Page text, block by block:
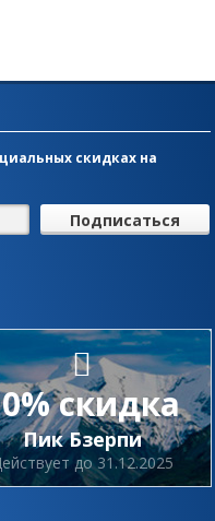
скидках на
скидка
Пик Бзерпи
до 31.12.2025